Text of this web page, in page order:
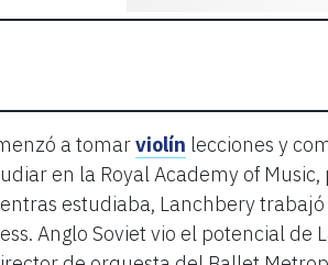
a tomarviolín lecciones y
en la Royal Academy of
estudiaba, Lanchbery
Anglo Soviet vio el potencial de